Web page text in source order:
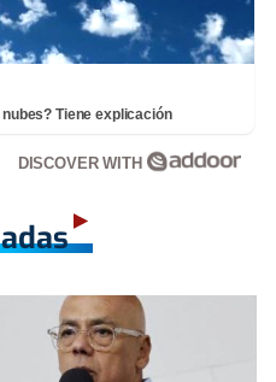
Tiene explicación
DISCOVER WITH